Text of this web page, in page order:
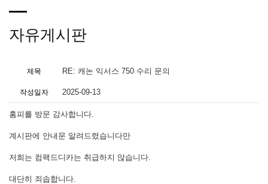
자유게시판
제목 RE: 캐논 익서스 750 수리 문의
작성일자 2025-09-13
홈피를 방문 감사합니다.
계시판에 안내문 알려드렸습니다만
저희는 컴팩드디카는 취급하지 않습니다.
대단히 죄솝합니다.